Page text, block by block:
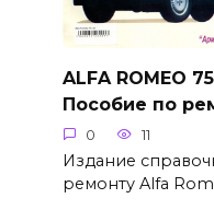
ALFA ROMEO
Пособие по
0 11
Издание
ремонту Alfa